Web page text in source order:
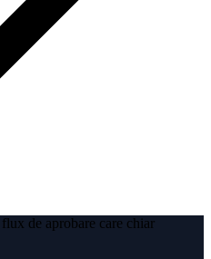
de aprobare care chiar